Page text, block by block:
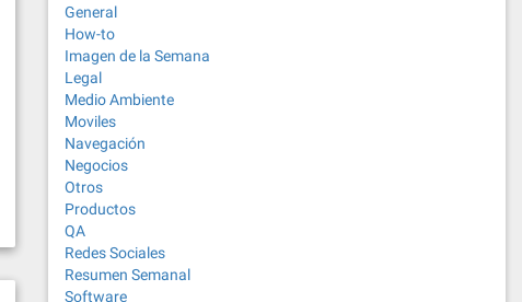
General
How-to
Imagen de la Semana
Legal
Medio Ambiente
Moviles
Navegación
Negocios
Otros
Productos
QA
Redes Sociales
Resumen Semanal
Software